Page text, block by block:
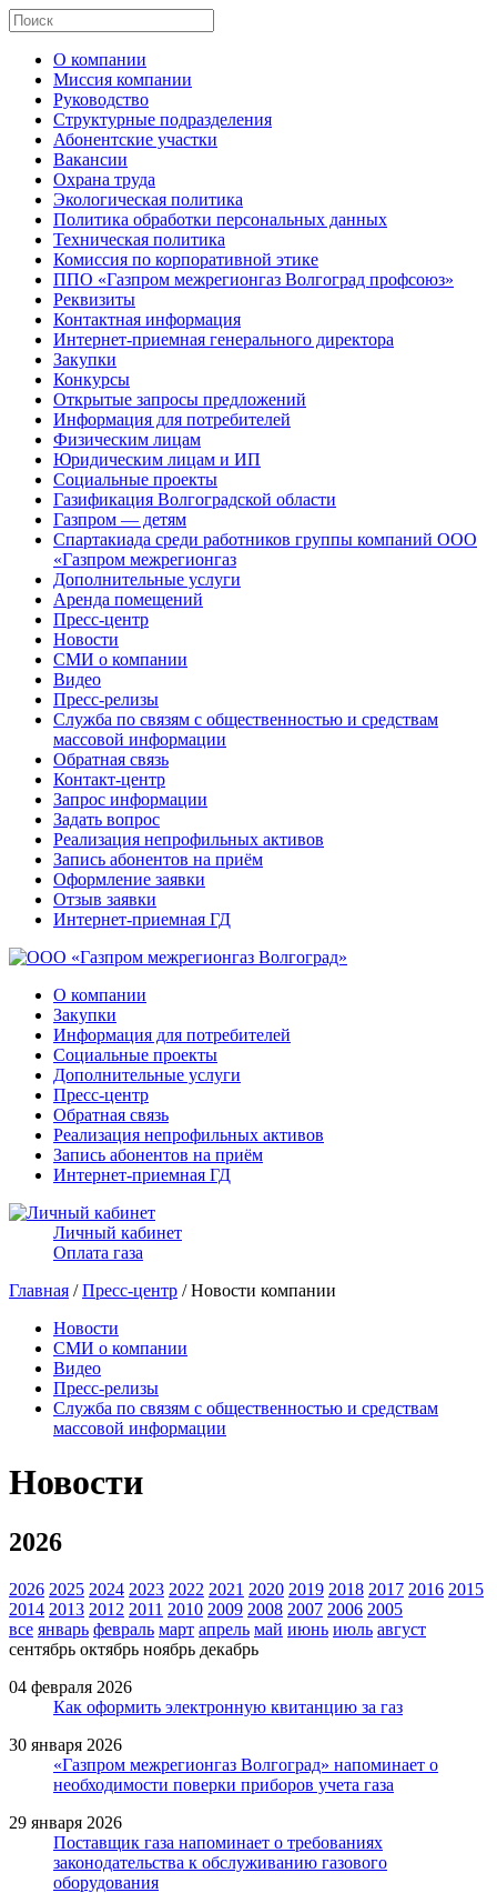
О компании
Миссия компании
Руководство
Структурные подразделения
Абонентские участки
Вакансии
Охрана труда
Экологическая политика
Политика обработки персональных данных
Техническая политика
Комиссия по корпоративной этике
ППО «Газпром межрегионгаз Волгоград профсоюз»
Реквизиты
Контактная информация
Интернет-приемная генерального директора
Закупки
Конкурсы
Открытые запросы предложений
Информация для потребителей
Физическим лицам
Юридическим лицам и ИП
Социальные проекты
Газификация Волгоградской области
Газпром — детям
Спартакиада среди работников группы компаний ООО
«Газпром межрегионгаз
Дополнительные услуги
Аренда помещений
Пресс-центр
Новости
СМИ о компании
Видео
Пресс-релизы
Служба по связям с общественностью и средствам
массовой информации
Обратная связь
Контакт-центр
Запрос информации
Задать вопрос
Реализация непрофильных активов
Запись абонентов на приём
Оформление заявки
Отзыв заявки
Интернет-приемная ГД
О компании
Закупки
Информация для потребителей
Социальные проекты
Дополнительные услуги
Пресс-центр
Обратная связь
Реализация непрофильных активов
Запись абонентов на приём
Интернет-приемная ГД
Личный кабинет
Оплата газа
Главная /Пресс-центр / Новости компании
Новости
СМИ о компании
Видео
Пресс-релизы
Служба по связям с общественностью и средствам
массовой информации
Новости
2026
2026 2025 2024 2023 2022 2021 2020 2019 2018 2017 2016 2015
2014 2013 2012 2011 2010 2009 2008 2007 2006 2005
все январь февраль март апрель май июнь июль август
сентябрь октябрь ноябрь декабрь
04 февраля 2026
Как оформить электронную квитанцию за газ
30 января 2026
«Газпром межрегионгаз Волгоград» напоминает о
необходимости поверки приборов учета газа
29 января 2026
Поставщик газа напоминает о требованиях
законодательства к обслуживанию газового
оборудования